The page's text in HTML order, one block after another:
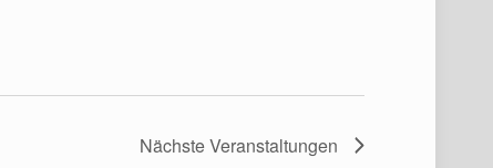
NächsteVeranstaltungen